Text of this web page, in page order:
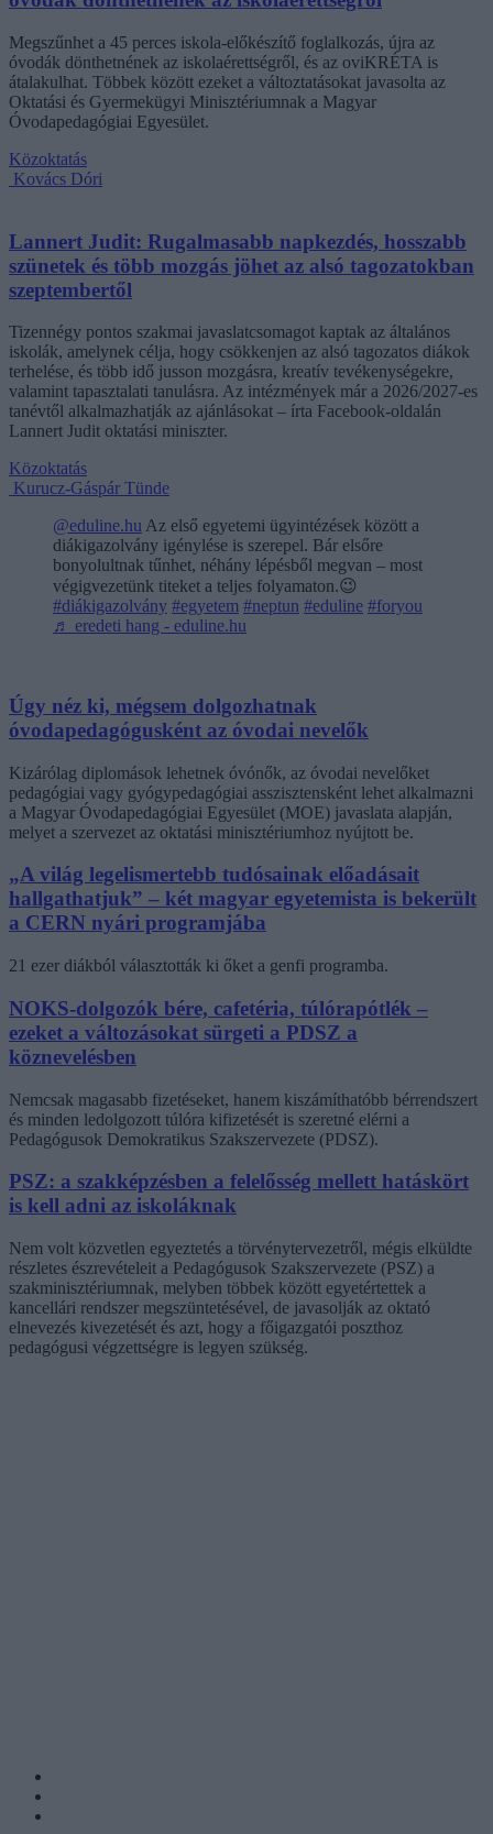
Megszűnhet a 45 perces iskola-előkészítő foglalkozás, újra az
óvodák dönthetnének az iskolaérettségről, és az oviKRÉTA is
átalakulhat. Többek között ezeket a változtatásokat javasolta az
Oktatási és Gyermekügyi Minisztériumnak a Magyar
Óvodapedagógiai Egyesület.
Közoktatás
Kovács Dóri
Lannert Judit: Rugalmasabb napkezdés, hosszabb
szünetek és több mozgás jöhet az alsó tagozatokban
szeptembertől
Tizennégy pontos szakmai javaslatcsomagot kaptak az általános
iskolák, amelynek célja, hogy csökkenjen az alsó tagozatos diákok
terhelése, és több idő jusson mozgásra, kreatív tevékenységekre,
valamint tapasztalati tanulásra. Az intézmények már a 2026/2027-es
tanévtől alkalmazhatják az ajánlásokat – írta Facebook-oldalán
Lannert Judit oktatási miniszter.
Közoktatás
Kurucz-Gáspár Tünde
@eduline.hu Az első egyetemi ügyintézések között a
diákigazolvány igénylése is szerepel. Bár elsőre
bonyolultnak tűnhet, néhány lépésből megvan – most
végigvezetünk titeket a teljes folyamaton.😉
#diákigazolvány #egyetem #neptun #eduline #foryou
♬ eredeti hang - eduline.hu
Úgy néz ki, mégsem dolgozhatnak
óvodapedagógusként az óvodai nevelők
Kizárólag diplomások lehetnek óvónők, az óvodai nevelőket
pedagógiai vagy gyógypedagógiai asszisztensként lehet alkalmazni
a Magyar Óvodapedagógiai Egyesület (MOE) javaslata alapján,
melyet a szervezet az oktatási minisztériumhoz nyújtott be.
„A világ legelismertebb tudósainak előadásait
hallgathatjuk” – két magyar egyetemista is bekerült
a CERN nyári programjába
21 ezer diákból választották ki őket a genfi programba.
NOKS-dolgozók bére, cafetéria, túlórapótlék –
ezeket a változásokat sürgeti a PDSZ a
köznevelésben
Nemcsak magasabb fizetéseket, hanem kiszámíthatóbb bérrendszert
és minden ledolgozott túlóra kifizetését is szeretné elérni a
Pedagógusok Demokratikus Szakszervezete (PDSZ).
PSZ: a szakképzésben a felelősség mellett hatáskört
is kell adni az iskoláknak
Nem volt közvetlen egyeztetés a törvénytervezetről, mégis elküldte
részletes észrevételeit a Pedagógusok Szakszervezete (PSZ) a
szakminisztériumnak, melyben többek között egyetértettek a
kancellári rendszer megszüntetésével, de javasolják az oktató
elnevezés kivezetését és azt, hogy a főigazgatói poszthoz
pedagógusi végzettségre is legyen szükség.